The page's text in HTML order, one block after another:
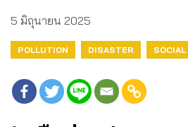
5 มิถุนายน 2025
POLLUTION DISASTER SOCIAL